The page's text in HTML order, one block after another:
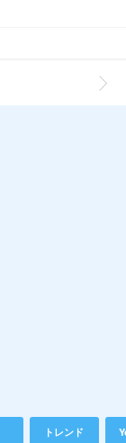
トレンド